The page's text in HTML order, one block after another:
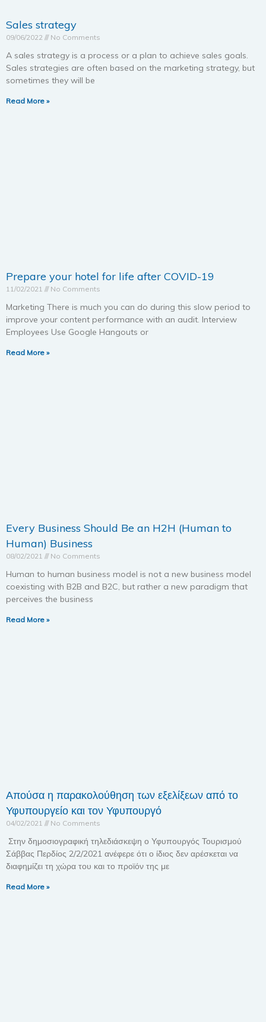
Sales strategy
09/06/2022 No Comments
A sales strategy is a process or a plan to achieve sales goals.
Sales strategies are often based on the marketing strategy, but
sometimes they will be
Read More »
Prepare your hotel for life after COVID-19
11/02/2021 No Comments
Marketing There is much you can do during this slow period to
improve your content performance with an audit. Interview
Employees Use Google Hangouts or
Read More »
Every Business Should Be an H2H (Human to
Human) Business
08/02/2021 No Comments
Human to human business model is not a new business model
coexisting with B2B and B2C, but rather a new paradigm that
perceives the business
Read More »
Απούσα η παρακολούθηση των εξελίξεων από το
Υφυπουργείο και τον Υφυπουργό
04/02/2021 No Comments
Στην δημοσιογραφική τηλεδιάσκεψη ο Υφυπουργός Τουρισμού
Σάββας Περδίος 2/2/2021 ανέφερε ότι ο ίδιος δεν αρέσκεται να
διαφημίζει τη χώρα του και το προϊόν της με
Read More »